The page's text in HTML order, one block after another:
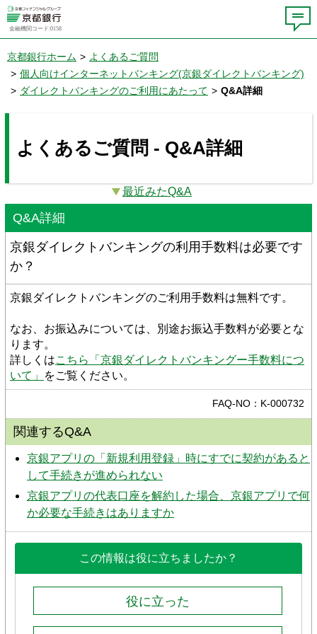
金融機関コード:0158
京都銀行ホーム > よくあるご質問
> 個人向けインターネットバンキング(京銀ダイレクトバンキング)
> ダイレクトバンキングのご利用にあたって > Q&A詳細
よくあるご質問 - Q&A詳細
最近みたQ&A
Q&A詳細
京銀ダイレクトバンキングの利用手数料は必要です
か？
京銀ダイレクトバンキングのご利用手数料は無料です。
なお、お振込みについては、別途お振込手数料が必要とな
ります。
詳しくはこちら「京銀ダイレクトバンキングー手数料につ
いて」
をご覧ください。
FAQ-NO：K-000732
関連するQ&A
京銀アプリの「新規利用登録」時にすでに契約があると
して手続きが進められない
京銀アプリの代表口座を解約した場合、京銀アプリで何
か必要な手続きはありますか
この情報は役に立ちましたか？
役に立った